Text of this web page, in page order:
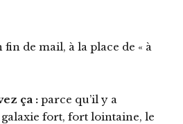
fin de mail, à la place de « à
ça : parce qu’il y a
fort, fort lointaine, le